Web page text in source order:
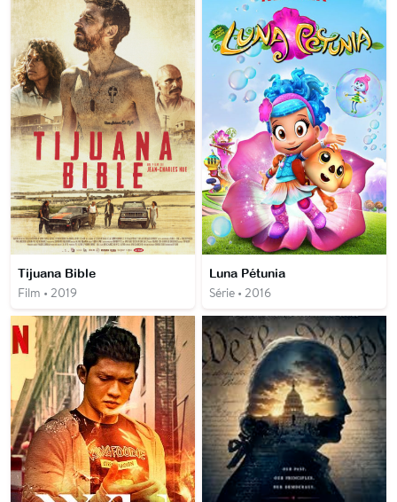
Tijuana Bible
Film • 2019
Luna Pétunia
Série • 2016